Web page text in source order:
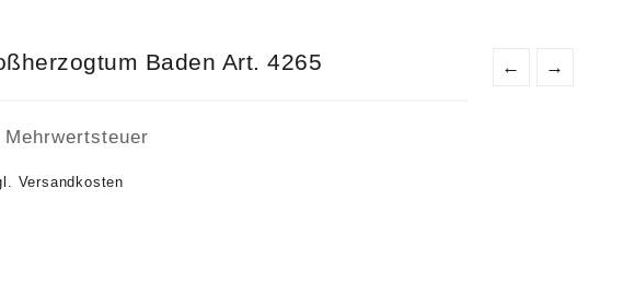
← →
Baden Art. 4265
Versandkosten